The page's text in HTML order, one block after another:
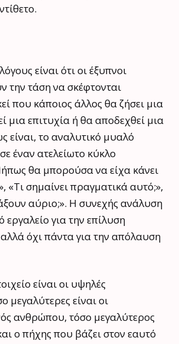
είναι ότι οι έξυπνοι
την τάση να σκέφτονται
που κάποιος άλλος θα ζήσει μια
μια επιτυχία ή θα αποδεχθεί μια
είναι, το αναλυτικό μυαλό
έναν ατελείωτο κύκλο
θα μπορούσα να είχα κάνει
«Τι σημαίνει πραγματικά αυτό;»,
αύριο;». Η συνεχής ανάλυση
εργαλείο για την επίλυση
όχι πάντα για την απόλαυση
είναι οι υψηλές
μεγαλύτερες είναι οι
ανθρώπου, τόσο μεγαλύτερος
ο πήχης που βάζει στον εαυτό